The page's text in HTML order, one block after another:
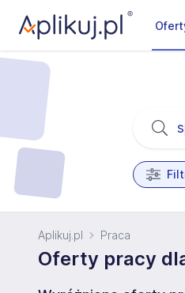
Aplikuj.pl Praca
Oferty pracy